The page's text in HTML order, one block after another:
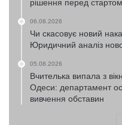
рішення перед
06.08.2026
Чи скасовує новий
Юридичний аналіз
05.08.2026
Вчителька випала з
Одеси: департамент
вивчення обставин